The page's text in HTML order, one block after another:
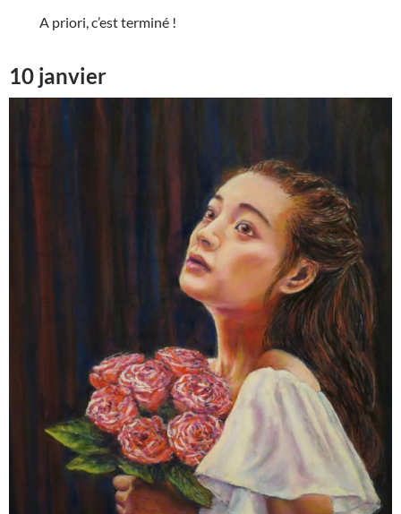
A priori, c’est terminé !
10 janvier